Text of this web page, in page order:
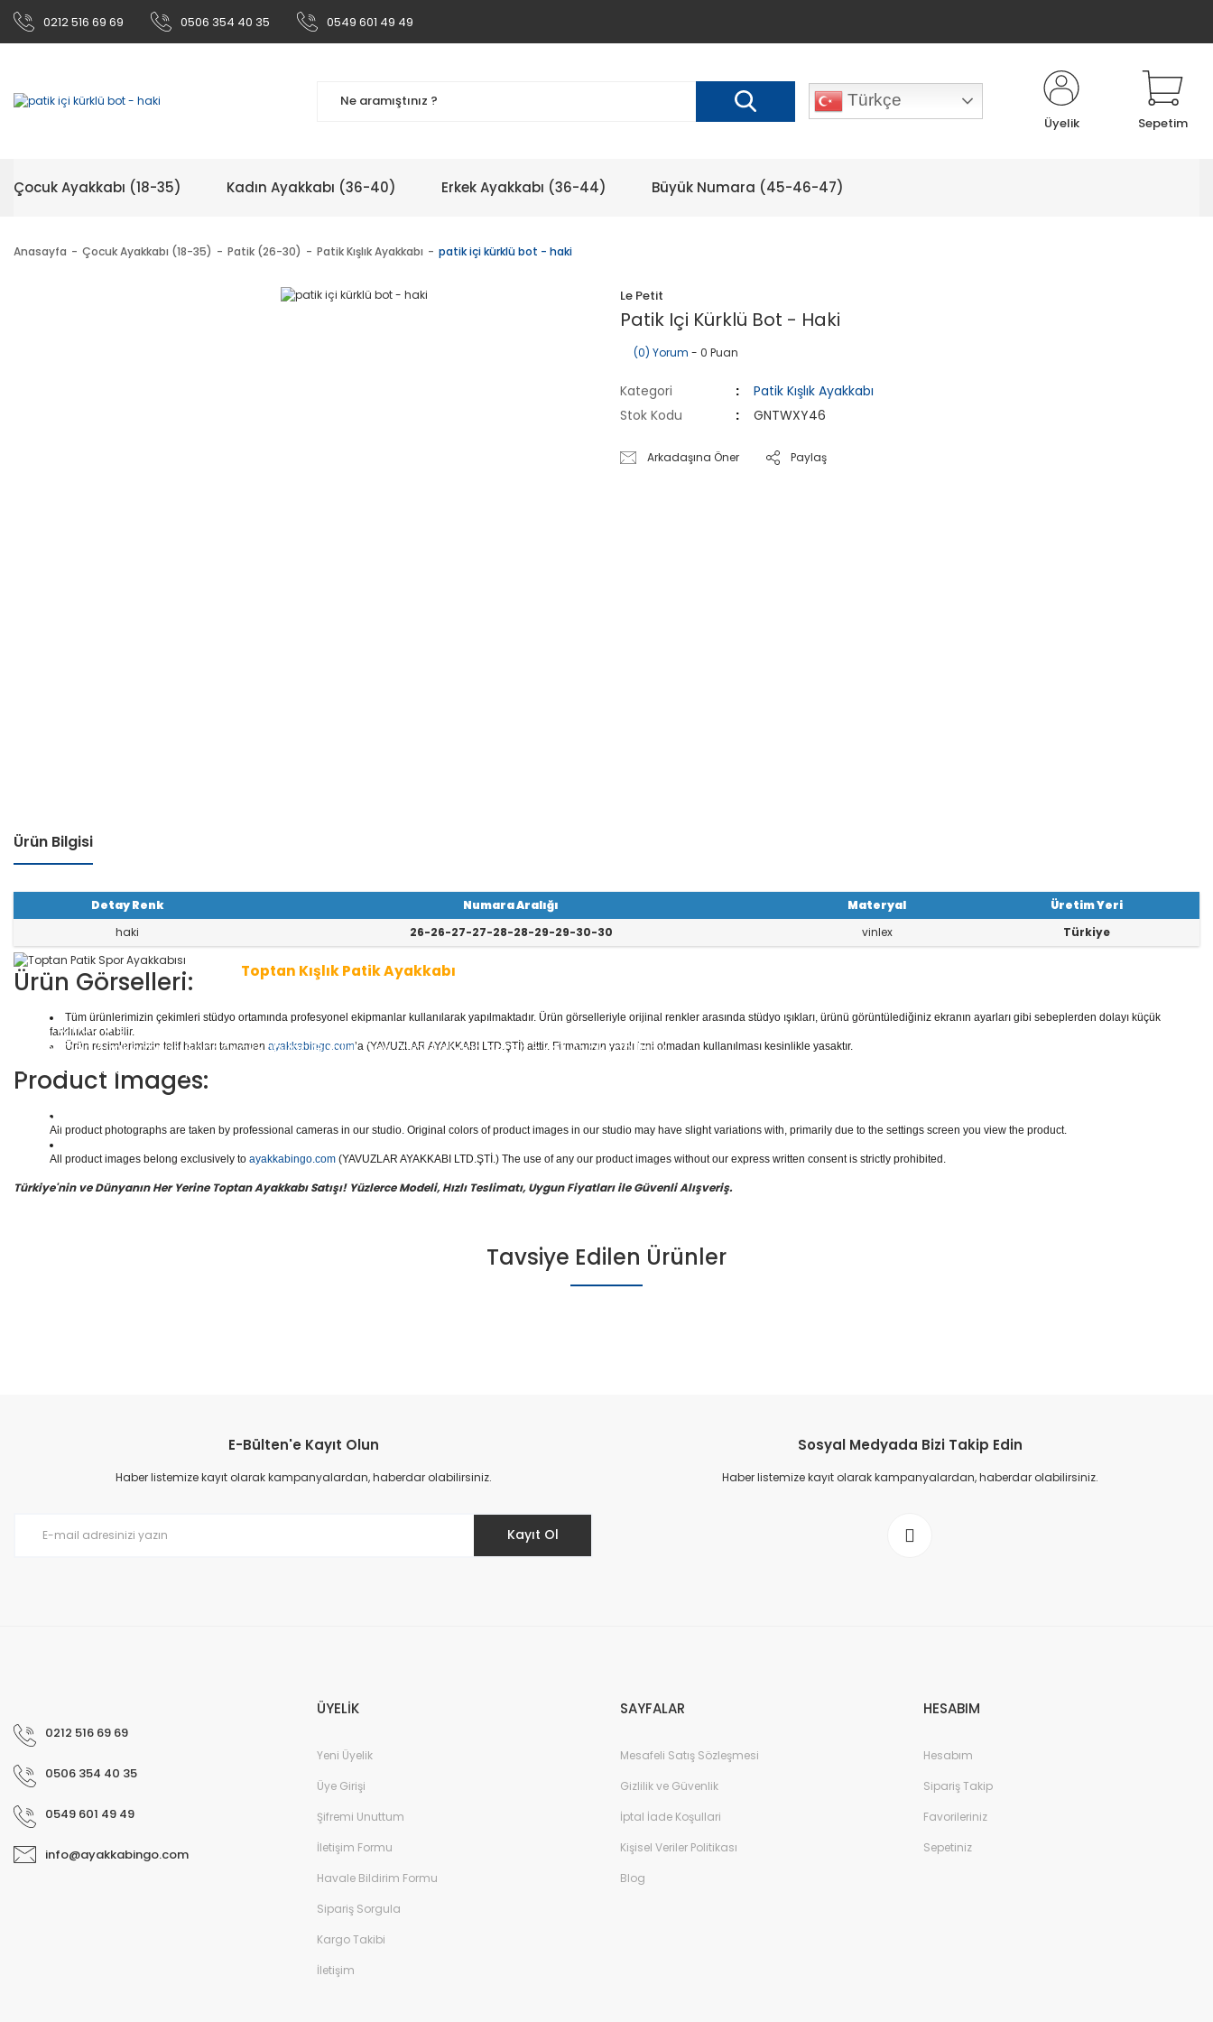
0212 516 69 69 0506 354 40 35 0549 601 49 49
Türkçe
Üyelik Sepetim
Çocuk Ayakkabı (18-35) Kadın Ayakkabı (36-40) Erkek Ayakkabı (36-44) Büyük Numara (45-46-47)
Anasayfa Çocuk Ayakkabı (18-35) Patik (26-30) Patik Kışlık Ayakkabı patik içi kürklü bot - haki
Le Petit
Patik Içi Kürklü Bot - Haki
(0) Yorum - 0 Puan
Kategori
Patik Kışlık Ayakkabı
Stok Kodu
GNTWXY46
Arkadaşına Öner Paylaş
Ürün Bilgisi
Detay Renk Numara Aralığı Materyal
Üretim Yeri
haki
26-26-27-27-28-28-29-29-30-30 vinlex Türkiye
Toptan Kışlık Patik Ayakkabı
1 seri içinde8çift ayakkabı bulunur. Toptan Patik Ayakkabı
kategorisinde; Botlar, Çizmeler, K
aliteli Deri Ayakkabılar, Spor Ayakkabılar, Günlük Deri Ayakkabılar, Keten - Kot Ayakkabılar v
e daha binlerce model patik ayakkabısı mevcuttur.
Yüzlerce modeli, hızlı teslimatı, uygun
n doğru adresi Yavuzlar Ayakkabı!
Ürün Görselleri:
Tüm ürünlerimizin çekimleri stüdyo ortamında profesyonel ekipmanlar kullanılarak yapılmaktadır. Ürün görselleriyle orijinal renkler arasında stüdyo ışıkları, ürünü görüntülediğiniz ekranın ayarları gibi sebeplerden dolayı küçük
farklılıklar olabilir.
Ürün resimlerimizin telif hakları tamamen ayakkabingo.com’a (YAVUZLAR AYAKKABI LTD.ŞTİ) aittir. Firmamızın yazılı izni olmadan kullanılması kesinlikle yasaktır.
Product Images:
All product photographs are taken by professional cameras in our studio. Original colors of product images in our studio may have slight variations with, primarily due to the settings screen you view the product.
All product images belong exclusively to ayakkabingo.com (YAVUZLAR AYAKKABI LTD.ŞTİ.) The use of any our product images without our express written consent is strictly prohibited.
Türkiye'nin ve Dünyanın Her Yerine Toptan Ayakkabı Satışı! Yüzlerce Modeli, Hızlı Teslimatı, Uygun Fiyatları ile Güvenli Alışveriş.
Tavsiye Edilen Ürünler
Patik Içi Kürklü Bot - Lacivert/Su Mavisi
Patik Içi Kürklü Bot - Pembe/Gümüş Patik Içi Kürklü Bot - Lacivert/Gümüş
E-Bülten'e Kayıt Olun
Haber listemize kayıt olarak kampanyalardan, haberdar olabilirsiniz.
Kayıt Ol
Sosyal Medyada Bizi Takip Edin
Haber listemize kayıt olarak kampanyalardan, haberdar olabilirsiniz.
0212 516 69 69
0506 354 40 35
0549 601 49 49
info@ayakkabingo.com
ÜYELİK
Yeni Üyelik
Üye Girişi
Şifremi Unuttum
İletişim Formu
Havale Bildirim Formu
Sipariş Sorgula
Kargo Takibi
İletişim
SAYFALAR
Mesafeli Satış Sözleşmesi
Gizlilik ve Güvenlik
İptal İade Koşullari
Kişisel Veriler Politikası
Blog
HESABIM
Hesabım
Sipariş Takip
Favorileriniz
Sepetiniz